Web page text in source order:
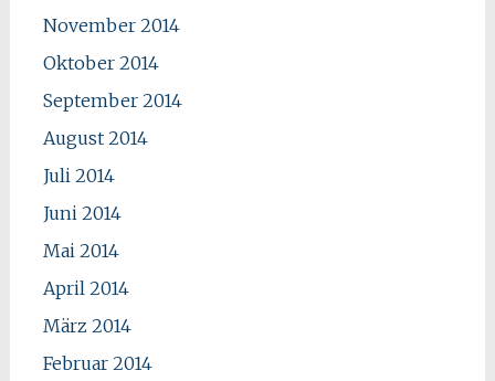
November 2014
Oktober 2014
September 2014
August 2014
Juli 2014
Juni 2014
Mai 2014
April 2014
März 2014
Februar 2014